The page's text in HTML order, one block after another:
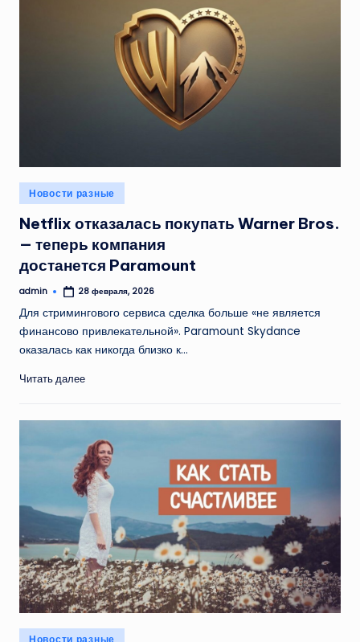
Опубликовано
в
Новости разные
Netflix отказалась покупать Warner Bros.
— теперь компания
достанется Paramount
Запись
admin 28 февраля, 2026
Для стримингового сервиса сделка больше «не является
финансово привлекательной». Paramount Skydance
оказалась как никогда близко к…
Читать далее
Опубликовано
Новости разные